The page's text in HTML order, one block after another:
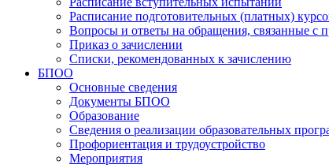
Расписание подготовительных (платных)
Вопросы и ответы на обращения, связанные с
Приказ о зачислении
Списки, рекомендованных к зачислению
БПОО
Основные сведения
Документы БПОО
Образование
Сведения о реализации образовательных
Профориентация и трудоустройство
Мероприятия